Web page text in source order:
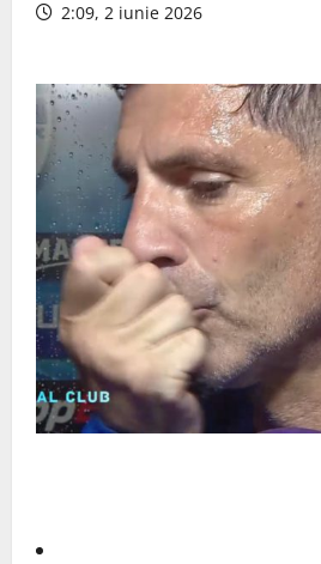
2:09, 2 iunie 2026